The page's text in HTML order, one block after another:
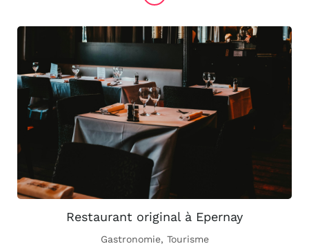
Restaurant original à Epernay
Gastronomie, Tourisme